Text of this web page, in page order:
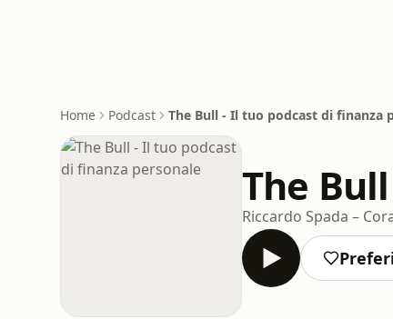
Home Podcast The Bull - Il tuo podcast di finanza
The
Riccardo Spada –